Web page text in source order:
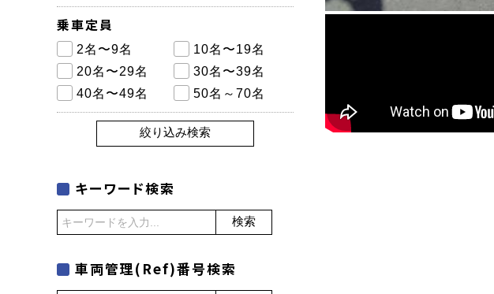
乗車定員
2名〜9名
10名〜19名
20名〜29名
30名〜39名
40名〜49名
50名～70名
絞り込み検索
キーワード検索
検索
車両管理(Ref)番号検索